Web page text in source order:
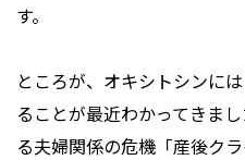
す。
ところが、オキシトシンに
ることが最近わかってきま
る夫婦関係の危機「産後ク